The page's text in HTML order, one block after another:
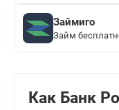
Шведская
85.7924
Займиго
Займ
Как Банк